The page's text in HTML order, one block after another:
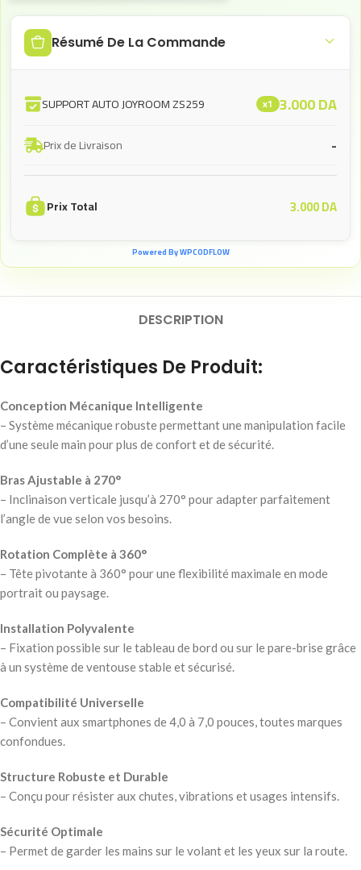
Résumé De La Commande
SUPPORT AUTO JOYROOM ZS259 x1 3.000DA
Prix de Livraison -
Prix Total 3.000DA
Powered By WPCODFLOW
DESCRIPTION
Caractéristiques De Produit:
Conception Mécanique Intelligente
– Système mécanique robuste permettant une manipulation facile
d’une seule main pour plus de confort et de sécurité.
Bras Ajustable à 270°
– Inclinaison verticale jusqu’à 270° pour adapter parfaitement
l’angle de vue selon vos besoins.
Rotation Complète à 360°
– Tête pivotante à 360° pour une flexibilité maximale en mode
portrait ou paysage.
Installation Polyvalente
– Fixation possible sur le tableau de bord ou sur le pare-brise grâce
à un système de ventouse stable et sécurisé.
Compatibilité Universelle
– Convient aux smartphones de 4,0 à 7,0 pouces, toutes marques
confondues.
Structure Robuste et Durable
– Conçu pour résister aux chutes, vibrations et usages intensifs.
Sécurité Optimale
– Permet de garder les mains sur le volant et les yeux sur la route.